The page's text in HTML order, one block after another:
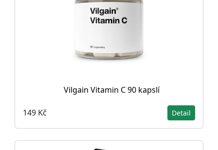
Vilgain Vitamin C 90 kapslí
149 Kč Detail